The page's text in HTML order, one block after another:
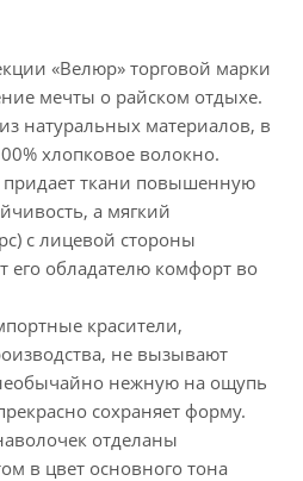
«Велюр» торговой марки
мечты о райском отдыхе.
натуральных материалов, в
хлопковое волокно.
придает ткани повышенную
а мягкий
с лицевой стороны
его обладателю комфорт во
красители,
не вызывают
нежную на ощупь
сохраняет форму.
отделаны
в цвет основного тона